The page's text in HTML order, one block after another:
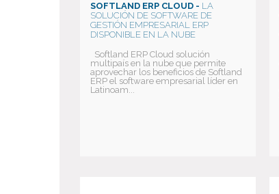
SOFTLAND ERP CLOUD - LA
SOLUCIÓN DE SOFTWARE DE
GESTIÓN EMPRESARIAL ERP
DISPONIBLE EN LA NUBE
Softland ERP Cloud solución
multipaís en la nube que permite
aprovechar los beneficios de Softland
ERP el software empresarial líder en
Latinoam...